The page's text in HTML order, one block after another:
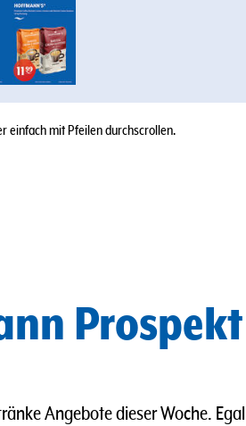
einfach mit Pfeilen durchscrollen.
Prospekt
Angebote dieser Woche.